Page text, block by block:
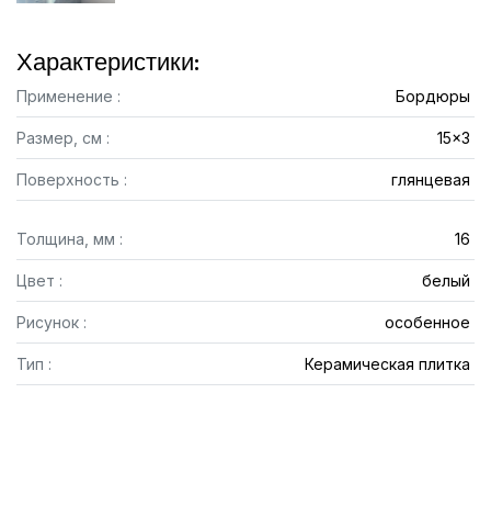
Характеристики:
Применение : Бордюры
Размер, см : 15x3
Поверхность : глянцевая
Толщина, мм : 16
Цвет : белый
Рисунок : особенное
Тип : Керамическая плитка